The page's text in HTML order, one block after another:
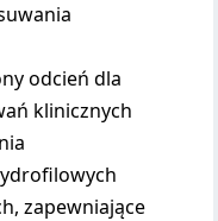
odcień dla
klinicznych
zapewniające